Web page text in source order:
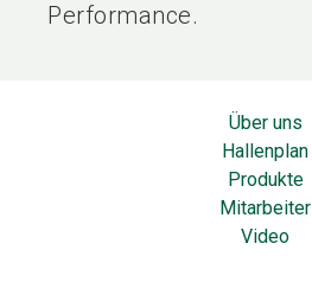
Performance.
Über uns
Hallenplan
Produkte
Mitarbeiter
Video